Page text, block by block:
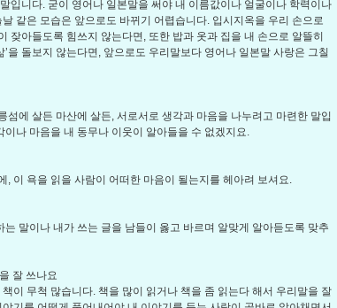
입니다. 굳이 영어나 일본말을 써야 내 이름값이나 얼굴이나 학력이나
같은 모습은 앞으로도 바뀌기 어렵습니다. 입시지옥을 우리 손으로
잦아들도록 힘쓰지 않는다면, 또한 밥과 옷과 집을 내 손으로 알뜰히
’을 돌보지 않는다면, 앞으로도 우리말보다 영어나 일본말 사랑은 그칠
섬에 살든 마산에 살든, 서로서로 생각과 마음을 나누려고 마련한 말입
이나 마음을 내 동무나 이웃이 알아들을 수 없겠지요.
, 이 욕을 읽을 사람이 어떠한 마음이 될는지를 헤아려 보셔요.
는 말이나 내가 쓰는 글을 남들이 옳고 바르며 알맞게 알아듣도록 맞추
잘 쓰나요
이 무척 많습니다. 책을 많이 읽거나 책을 좀 읽는다 해서 우리말을 잘